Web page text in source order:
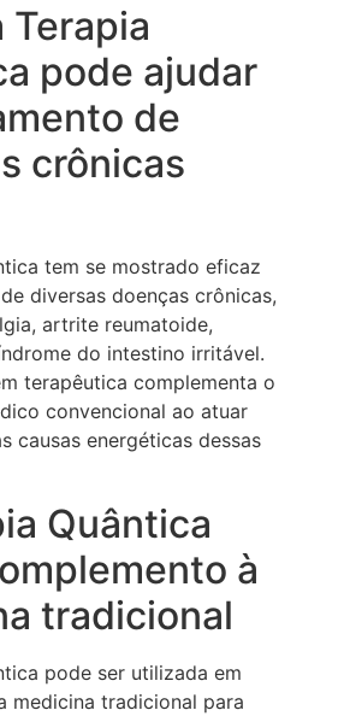
Terapia
pode ajudar
de
crônicas
tem se mostrado eficaz
diversas doenças crônicas,
artrite reumatoide,
do intestino irritável.
terapêutica complementa o
convencional ao atuar
causas energéticas dessas
Quântica
à
tradicional
pode ser utilizada em
medicina tradicional para